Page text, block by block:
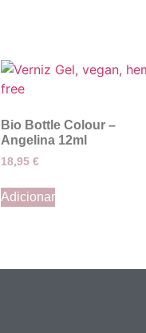
Bio Bottle Colour –
Angelina 12ml
18,95 €
Adicionar